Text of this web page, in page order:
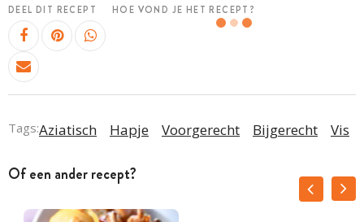
DEEL DIT RECEPT HOE VOND JE HET RECEPT?
Tags:Aziatisch Hapje Voorgerecht Bijgerecht Vis
Of een ander recept?